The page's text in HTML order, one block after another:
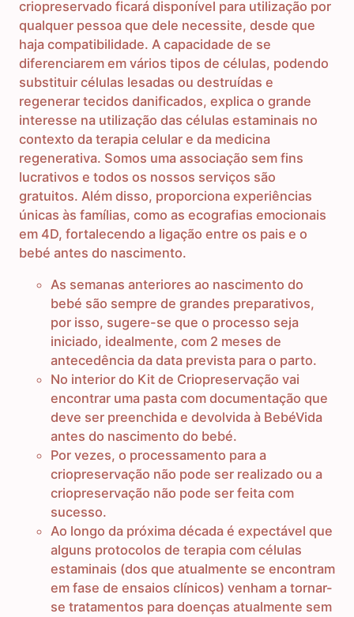
criopreservado ficará disponível para utilização por
qualquer pessoa que dele necessite, desde que
haja compatibilidade. A capacidade de se
diferenciarem em vários tipos de células, podendo
substituir células lesadas ou destruídas e
regenerar tecidos danificados, explica o grande
interesse na utilização das células estaminais no
contexto da terapia celular e da medicina
regenerativa. Somos uma associação sem fins
lucrativos e todos os nossos serviços são
gratuitos. Além disso, proporciona experiências
únicas às famílias, como as ecografias emocionais
em 4D, fortalecendo a ligação entre os pais e o
bebé antes do nascimento.
As semanas anteriores ao nascimento do
bebé são sempre de grandes preparativos,
por isso, sugere-se que o processo seja
iniciado, idealmente, com 2 meses de
antecedência da data prevista para o parto.
No interior do Kit de Criopreservação vai
encontrar uma pasta com documentação que
deve ser preenchida e devolvida à BebéVida
antes do nascimento do bebé.
Por vezes, o processamento para a
criopreservação não pode ser realizado ou a
criopreservação não pode ser feita com
sucesso.
Ao longo da próxima década é expectável que
alguns protocolos de terapia com células
estaminais (dos que atualmente se encontram
em fase de ensaios clínicos) venham a tornar-
se tratamentos para doenças atualmente sem